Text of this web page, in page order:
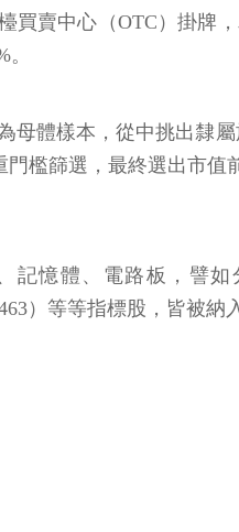
買賣中心（OTC）掛牌
母體樣本，從中挑出隸
檻篩選，最終選出市值
憶體、電路板，譬如
）等等指標股，皆被